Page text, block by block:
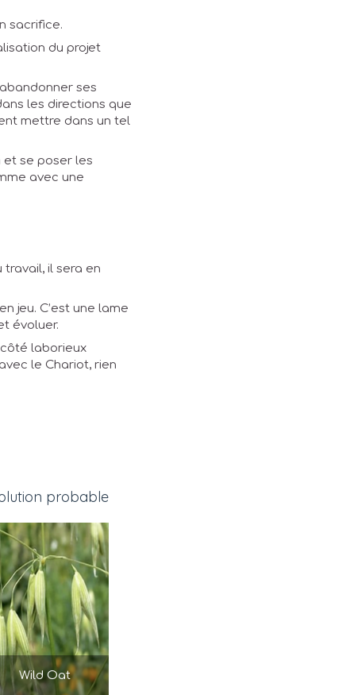
sacrifice.
du projet
ses
les directions que
mettre dans un tel
et se poser les
avec une
il sera en
jeu. C’est une lame
évoluer.
laborieux
le Chariot, rien
probable
Wild Oat